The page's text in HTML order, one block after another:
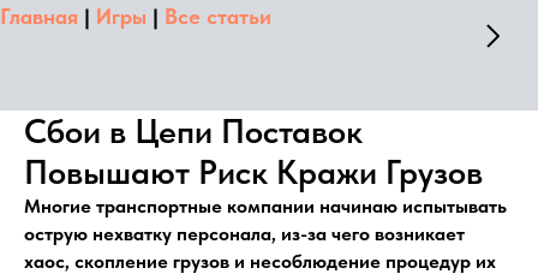
Главная | Игры | Все статьи
Сбои в Цепи Поставок
Повышают Риск Кражи Грузов
Многие транспортные компании начинаю испытывать
острую нехватку персонала, из-за чего возникает
хаос, скопление грузов и несоблюдение процедур их